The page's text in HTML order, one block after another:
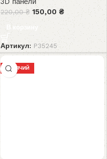
220,00₴ 150,00 ₴
В корзину
Артикул: P35245
ГОРЯЧИЙ